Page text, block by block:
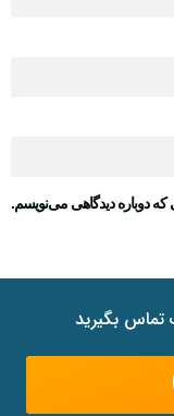
که دوباره دیدگاهی می‌نویسم.
تماس بگیرید